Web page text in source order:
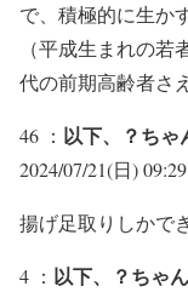
で、積極的に生か
（平成生まれの
代の前期高齢者さ
46 ： 以下、？ち
2024/07/21(日)
揚げ足取りしかで
4 ： 以下、？ちゃ